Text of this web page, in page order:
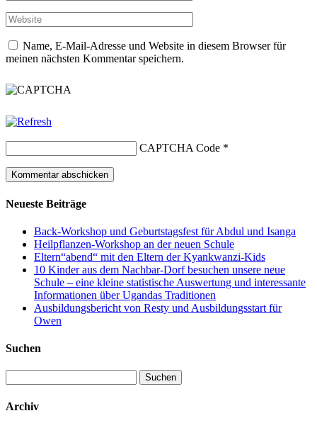
Name, E-Mail-Adresse und Website in diesem Browser für
meinen nächsten Kommentar speichern.
CAPTCHA Code *
Neueste Beiträge
Back-Workshop und Geburtstagsfest für Abdul und Isanga
Heilpflanzen-Workshop an der neuen Schule
Eltern“abend“ mit den Eltern der Kyankwanzi-Kids
10 Kinder aus dem Nachbar-Dorf besuchen unsere neue
Schule – eine kleine statistische Auswertung und interessante
Informationen über Ugandas Traditionen
Ausbildungsbericht von Resty und Ausbildungsstart für
Owen
Suchen
nach:
Archiv